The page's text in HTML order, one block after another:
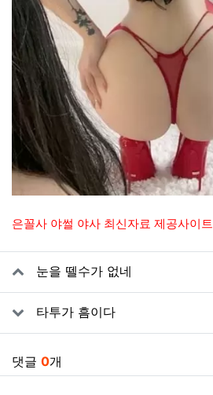
은꼴사 야썰 야사 최신자료 제공사이
관련자료눈을 뗄수가 없네
타투가 흠이다
댓글 0개